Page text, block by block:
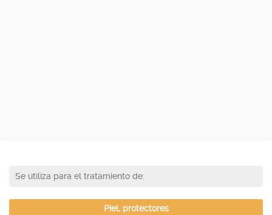
Se utiliza para el tratamiento de:
Piel, protectores